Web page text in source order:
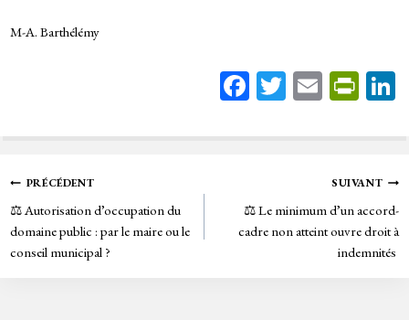
M-A. Barthélémy
Fa
bo
T
tt
E
ail
Pr
tF
rie
n
dl
y
Navigation
de
l’article
PRÉCÉDENT
⚖️ Autorisation d’occupation du
domaine public : par le maire ou le
conseil municipal ?
SUIVANT
⚖️ Le minimum d’un accord-
cadre non atteint ouvre droit à
indemnités